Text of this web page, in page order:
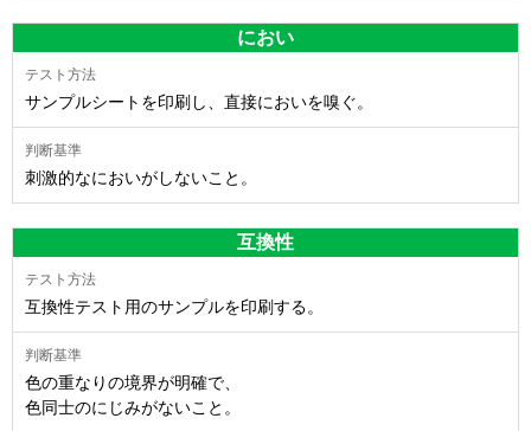
におい
サンプルシートを印刷し、直接においを嗅ぐ。
刺激的なにおいがしないこと。
互換性
互換性テスト用のサンプルを印刷する。
色の重なりの境界が明確で、
色同士のにじみがないこと。